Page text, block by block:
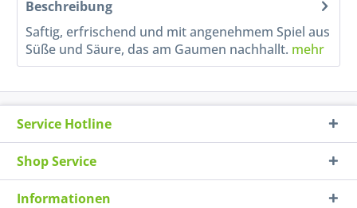
Beschreibung
Saftig, erfrischend und mit angenehmem Spiel aus
Süße und Säure, das am Gaumen nachhallt. mehr
Service Hotline
Shop Service
Informationen